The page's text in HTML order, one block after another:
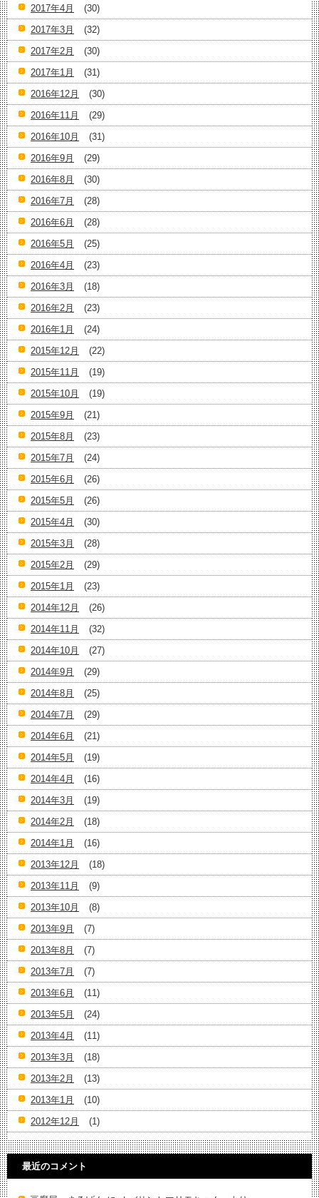
2017年4月
(30)
2017年3月
(32)
2017年2月
(30)
2017年1月
(31)
2016年12月
(30)
2016年11月
(29)
2016年10月
(31)
2016年9月
(29)
2016年8月
(30)
2016年7月
(28)
2016年6月
(28)
2016年5月
(25)
2016年4月
(23)
2016年3月
(18)
2016年2月
(23)
2016年1月
(24)
2015年12月
(22)
2015年11月
(19)
2015年10月
(19)
2015年9月
(21)
2015年8月
(23)
2015年7月
(24)
2015年6月
(26)
2015年5月
(26)
2015年4月
(30)
2015年3月
(28)
2015年2月
(29)
2015年1月
(23)
2014年12月
(26)
2014年11月
(32)
2014年10月
(27)
2014年9月
(29)
2014年8月
(25)
2014年7月
(29)
2014年6月
(21)
2014年5月
(19)
2014年4月
(16)
2014年3月
(19)
2014年2月
(18)
2014年1月
(16)
2013年12月
(18)
2013年11月
(9)
2013年10月
(8)
2013年9月
(7)
2013年8月
(7)
2013年7月
(7)
2013年6月
(11)
2013年5月
(24)
2013年4月
(11)
2013年3月
(18)
2013年2月
(13)
2013年1月
(10)
2012年12月
(1)
最近のコメント